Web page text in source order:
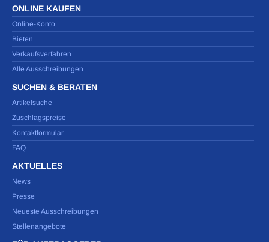
ONLINE KAUFEN
Online-Konto
Bieten
Verkaufsverfahren
Alle Ausschreibungen
SUCHEN & BERATEN
Artikelsuche
Zuschlagspreise
Kontaktformular
FAQ
AKTUELLES
News
Presse
Neueste Ausschreibungen
Stellenangebote